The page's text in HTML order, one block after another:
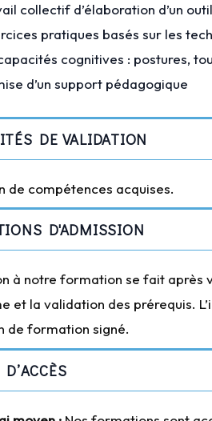
collectif d’élaboration d’un
pratiques basés sur les
cognitives : postures,
d’un support pédagogique
DE VALIDATION
de compétences acquises.
D'ADMISSION
à notre formation se fait
et la validation des prérequis.
de formation signé.